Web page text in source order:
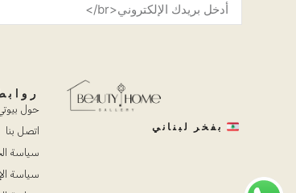
بفخر لبناني
حول
اتصل بنا
سياسة
سياسة